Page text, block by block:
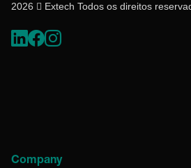
2026  Extech Todos os direitos
Company